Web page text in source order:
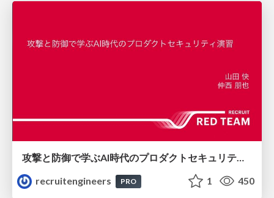
攻撃と防御で学ぶAI時代のプロダクトセキュリティ演習
recruitengineers
PRO 1 450